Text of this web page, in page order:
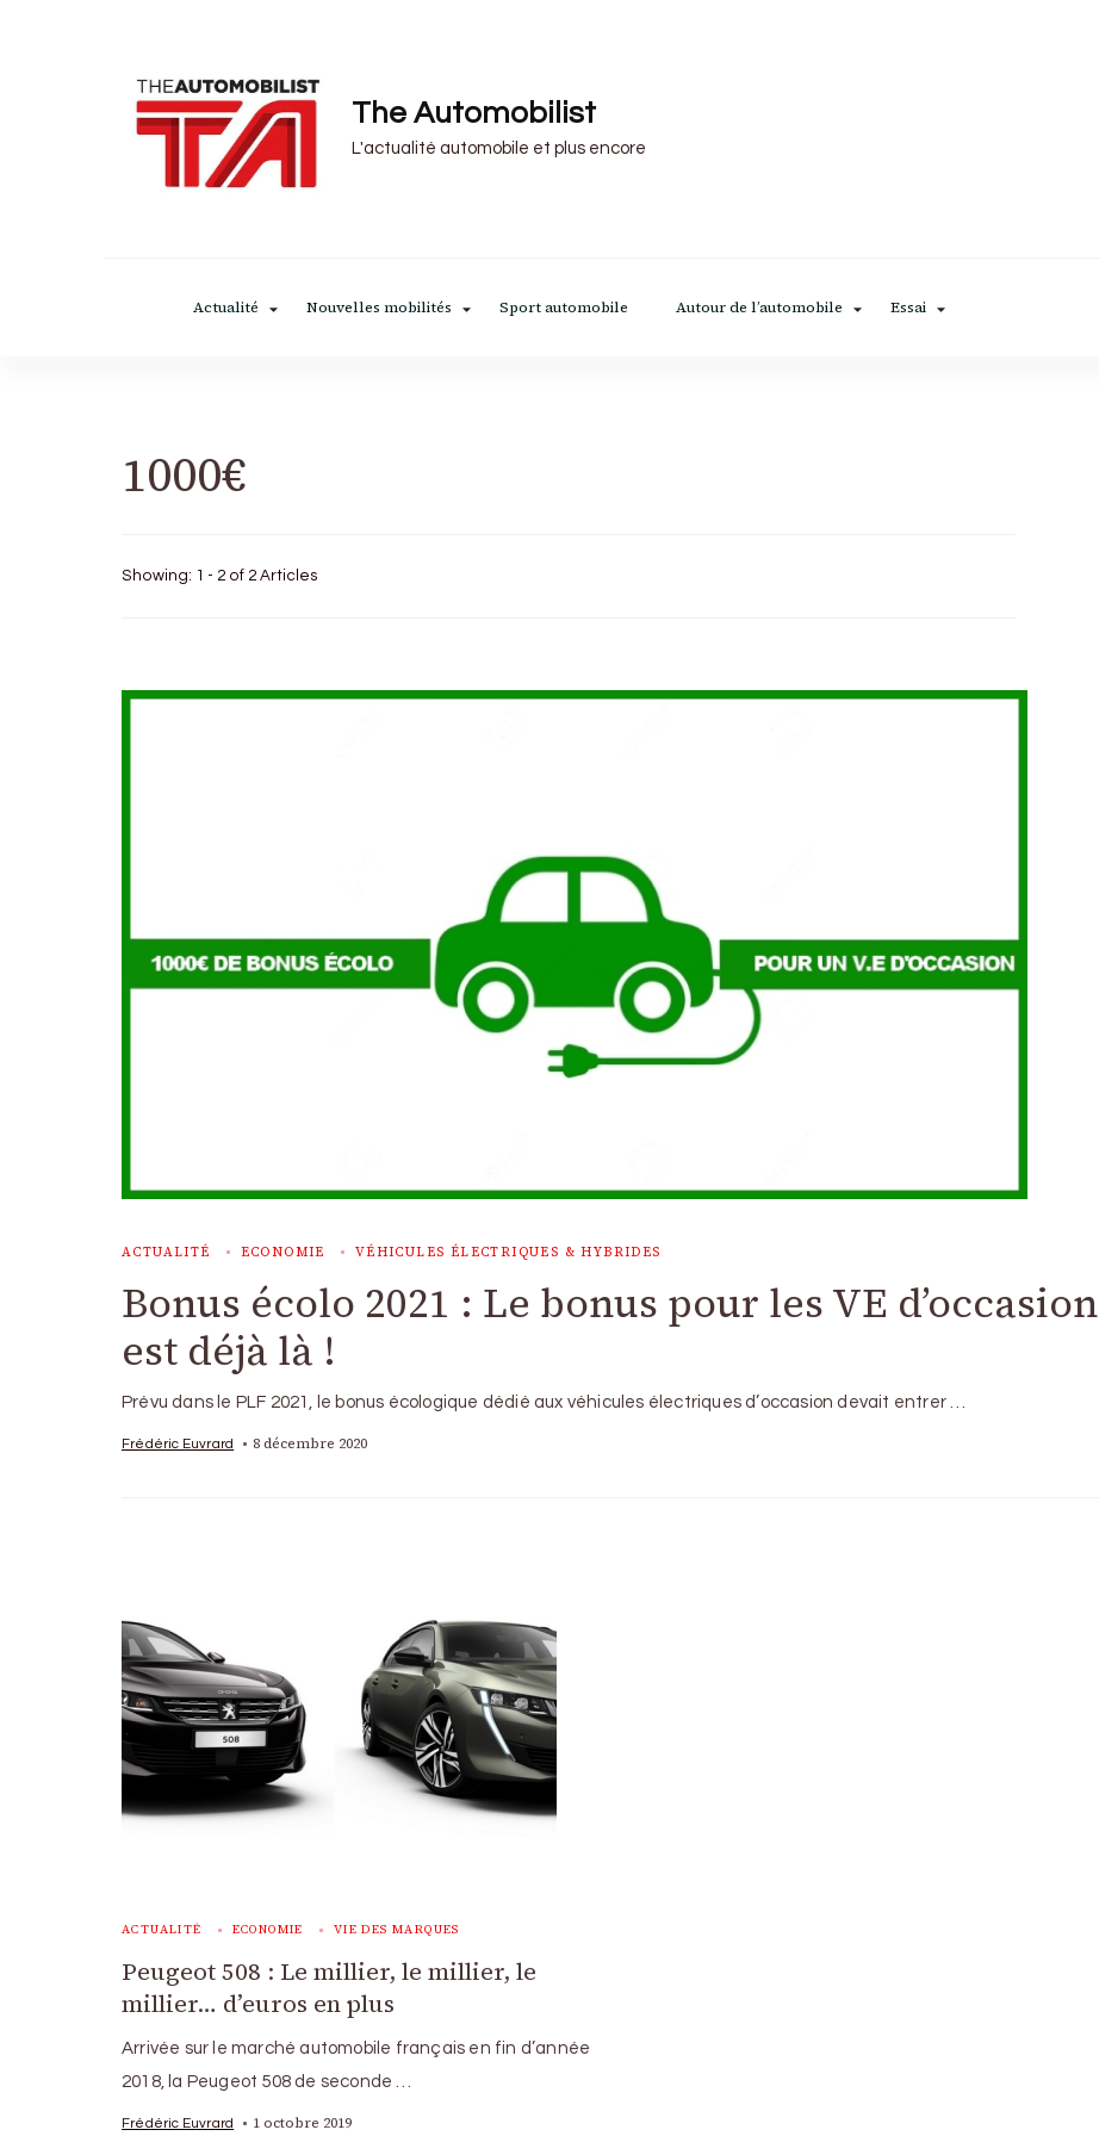
The Automobilist
L'actualité automobile et plus encore
Actualité Nouvelles mobilités Sport automobile Autour de l’automobile Essai
1000€
Showing: 1 - 2 of 2 Articles
ACTUALITÉ ECONOMIE VÉHICULES ÉLECTRIQUES & HYBRIDES
Bonus écolo 2021 : Le bonus pour les VE d’occasion
est déjà là !
Prévu dans le PLF 2021, le bonus écologique dédié aux véhicules électriques d’occasion devait entrer …
Frédéric Euvrard 8 décembre 2020
ACTUALITÉ ECONOMIE VIE DES MARQUES
Peugeot 508 : Le millier, le millier, le
millier… d’euros en plus
Arrivée sur le marché automobile français en fin d’année
2018, la Peugeot 508 de seconde …
Frédéric Euvrard 1 octobre 2019